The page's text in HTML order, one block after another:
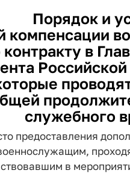
Порядок и
компенсации
в
служебного
предоставления
в